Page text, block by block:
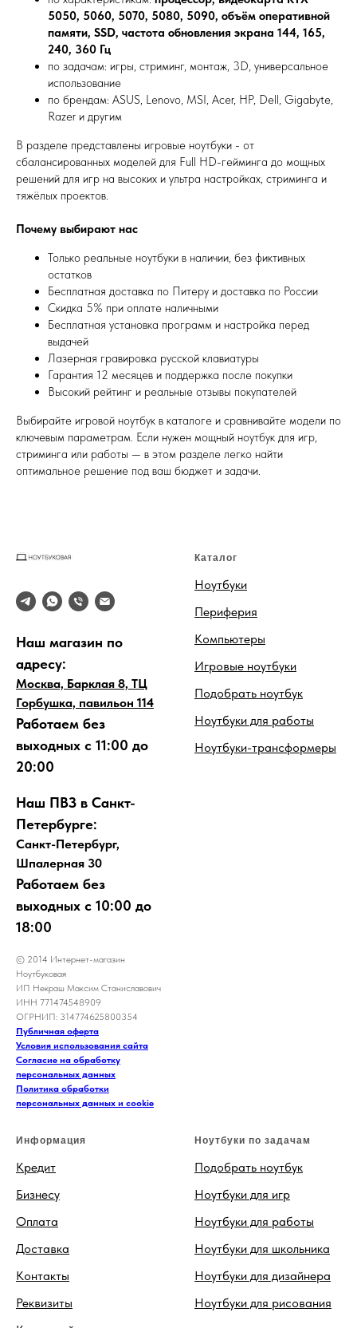
5050, 5060, 5070, 5080, 5090, объём оперативной
памяти, SSD, частота обновления экрана 144, 165,
240, 360 Гц
по задачам: игры, стриминг, монтаж, 3D, универсальное
использование
по брендам: ASUS, Lenovo, MSI, Acer, HP, Dell, Gigabyte,
Razer и другим
В разделе представлены игровые ноутбуки - от
сбалансированных моделей для Full HD-гейминга до мощных
решений для игр на высоких и ультра настройках, стриминга и
тяжёлых проектов.
Почему выбирают нас
Только реальные ноутбуки в наличии, без фиктивных
остатков
Бесплатная доставка по Питеру и доставка по России
Скидка 5% при оплате наличными
Бесплатная установка программ и настройка перед
выдачей
Лазерная гравировка русской клавиатуры
Гарантия 12 месяцев и поддержка после покупки
Высокий рейтинг и реальные отзывы покупателей
Выбирайте игровой ноутбук в каталоге и сравнивайте модели по
ключевым параметрам. Если нужен мощный ноутбук для игр,
стриминга или работы — в этом разделе легко найти
оптимальное решение под ваш бюджет и задачи.
Наш магазин по
адресу:
Москва, Барклая 8, ТЦ
Горбушка, павильон 114
Работаем без
выходных с 11:00 до
20:00
Наш ПВЗ в Санкт-
Петербурге:
Санкт-Петербург,
Шпалерная 30
Работаем без
выходных с 10:00 до
18:00
© 2014 Интернет-магазин
Ноутбуковая
ИП Некраш Максим Станиславович
ИНН 771474548909
ОГРНИП: 314774625800354
Публичная оферта
Условия использования сайта
Согласие на обработку
персональных данных
Политика обработки
персональных данных и cookie
Каталог
Ноутбуки
Периферия
Компьютеры
Игровые ноутбуки
Подобрать ноутбук
Ноутбуки для работы
Ноутбуки-трансформеры
Информация
Кредит
Бизнесу
Оплата
Доставка
Контакты
Реквизиты
Ноутбуки по задачам
Подобрать ноутбук
Ноутбуки для игр
Ноутбуки для работы
Ноутбуки для школьника
Ноутбуки для дизайнера
Ноутбуки для рисования